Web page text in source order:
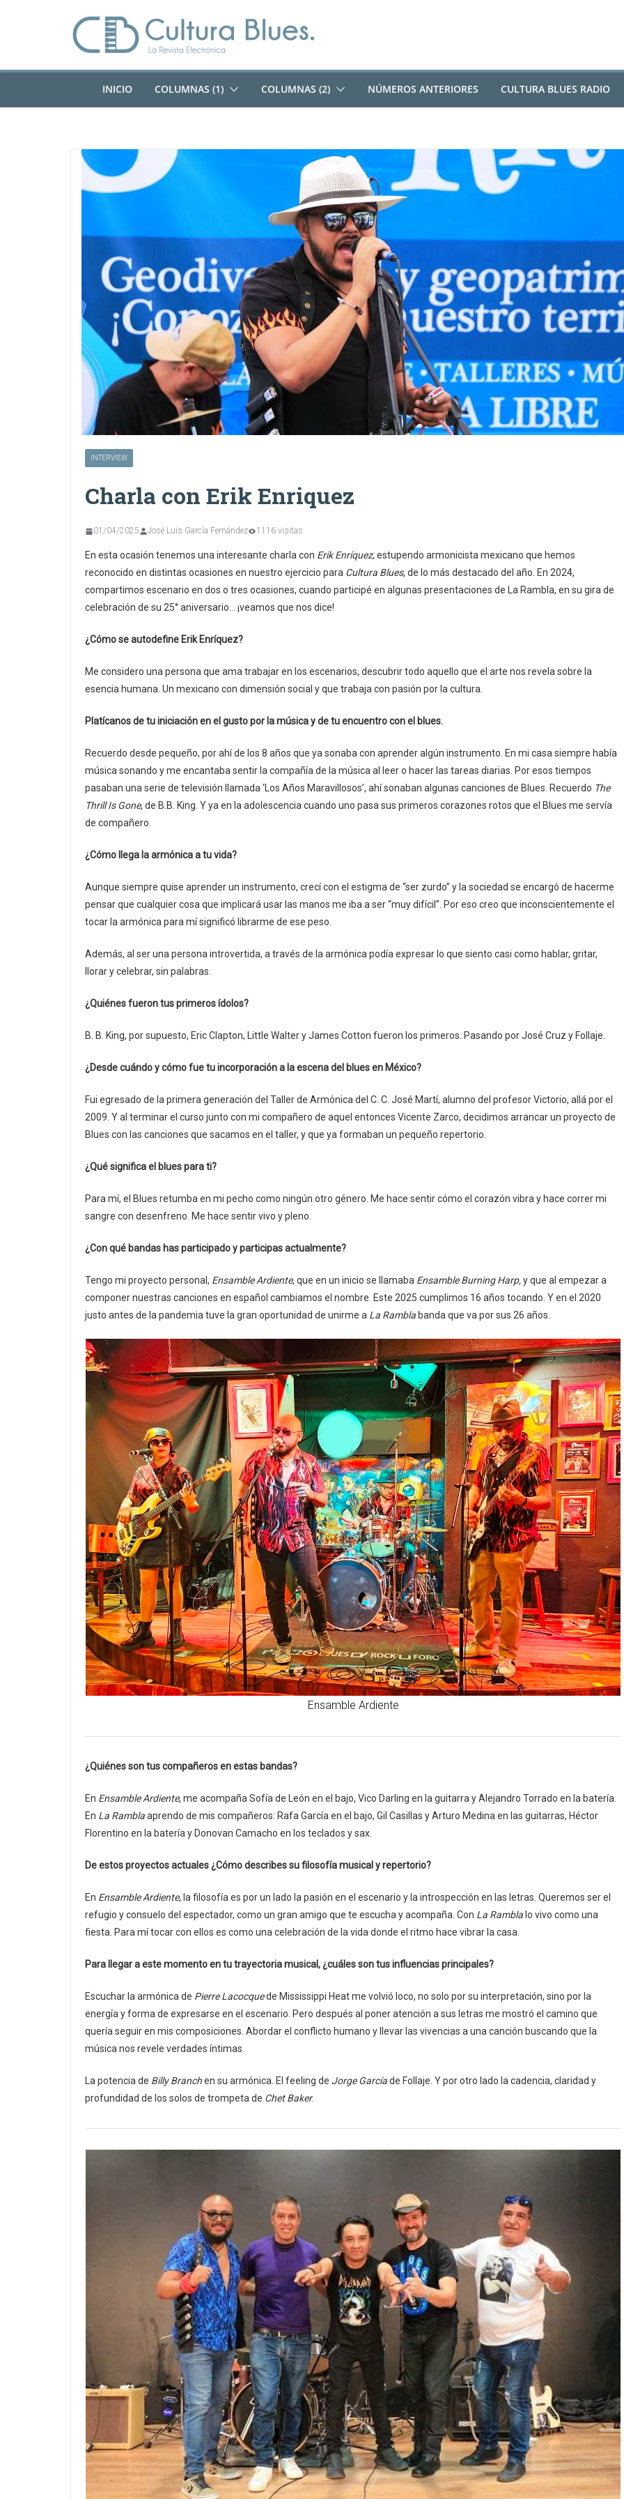
INICIO COLUMNAS (1) COLUMNAS (2) NÚMEROS ANTERIORES CULTURA BLUES RADIO
INTERVIEW
Charla con Erik Enriquez
01/04/2025 José Luis García Fernández 1116 visitas
En esta ocasión tenemos una interesante charla con Erik Enríquez, estupendo armonicista mexicano que hemos
reconocido en distintas ocasiones en nuestro ejercicio para Cultura Blues, de lo más destacado del año. En 2024,
compartimos escenario en dos o tres ocasiones, cuando participé en algunas presentaciones de La Rambla, en su gira de
celebración de su 25° aniversario… ¡veamos que nos dice!
¿Cómo se autodefine Erik Enríquez?
Me considero una persona que ama trabajar en los escenarios, descubrir todo aquello que el arte nos revela sobre la
esencia humana. Un mexicano con dimensión social y que trabaja con pasión por la cultura.
Platícanos de tu iniciación en el gusto por la música y de tu encuentro con el blues.
Recuerdo desde pequeño, por ahí de los 8 años que ya sonaba con aprender algún instrumento. En mi casa siempre había
música sonando y me encantaba sentir la compañía de la música al leer o hacer las tareas diarias. Por esos tiempos
pasaban una serie de televisión llamada ‘Los Años Maravillosos’, ahí sonaban algunas canciones de Blues. Recuerdo The
Thrill Is Gone, de B.B. King. Y ya en la adolescencia cuando uno pasa sus primeros corazones rotos que el Blues me servía
de compañero.
¿Cómo llega la armónica a tu vida?
Aunque siempre quise aprender un instrumento, crecí con el estigma de “ser zurdo” y la sociedad se encargó de hacerme
pensar que cualquier cosa que implicará usar las manos me iba a ser “muy difícil”. Por eso creo que inconscientemente el
tocar la armónica para mí significó librarme de ese peso.
Además, al ser una persona introvertida, a través de la armónica podía expresar lo que siento casi como hablar, gritar,
llorar y celebrar, sin palabras.
¿Quiénes fueron tus primeros ídolos?
B. B. King, por supuesto, Eric Clapton, Little Walter y James Cotton fueron los primeros. Pasando por José Cruz y Follaje.
¿Desde cuándo y cómo fue tu incorporación a la escena del blues en México?
Fui egresado de la primera generación del Taller de Armónica del C. C. José Martí, alumno del profesor Victorio, allá por el
2009. Y al terminar el curso junto con mi compañero de aquel entonces Vicente Zarco, decidimos arrancar un proyecto de
Blues con las canciones que sacamos en el taller, y que ya formaban un pequeño repertorio.
¿Qué significa el blues para ti?
Para mí, el Blues retumba en mi pecho como ningún otro género. Me hace sentir cómo el corazón vibra y hace correr mi
sangre con desenfreno. Me hace sentir vivo y pleno.
¿Con qué bandas has participado y participas actualmente?
Tengo mi proyecto personal, Ensamble Ardiente, que en un inicio se llamaba Ensamble Burning Harp,y que al empezar a
componer nuestras canciones en español cambiamos el nombre. Este 2025 cumplimos 16 años tocando. Y en el 2020
justo antes de la pandemia tuve la gran oportunidad de unirme a La Rambla banda que va por sus 26 años.
Ensamble Ardiente
¿Quiénes son tus compañeros en estas bandas?
En Ensamble Ardiente, me acompaña Sofía de León en el bajo, Vico Darling en la guitarra y Alejandro Torrado en la batería.
En La Ramblaaprendo de mis compañeros: Rafa García en el bajo, Gil Casillas y Arturo Medina en las guitarras, Héctor
Florentino en la batería y Donovan Camacho en los teclados y sax.
De estos proyectos actuales ¿Cómo describes su filosofía musical y repertorio?
En Ensamble Ardiente, la filosofía es por un lado la pasión en el escenario y la introspección en las letras. Queremos ser el
refugio y consuelo del espectador, como un gran amigo que te escucha y acompaña. Con La Rambla lo vivo como una
fiesta. Para mí tocar con ellos es como una celebración de la vida donde el ritmo hace vibrar la casa.
Para llegar a este momento en tu trayectoria musical, ¿cuáles son tus influencias principales?
Escuchar la armónica de Pierre Lacocquede Mississippi Heat me volvió loco, no solo por su interpretación, sino por la
energía y forma de expresarse en el escenario. Pero después al poner atención a sus letras me mostró el camino que
quería seguir en mis composiciones. Abordar el conflicto humano y llevar las vivencias a una canción buscando que la
música nos revele verdades íntimas.
La potencia de Billy Branchen su armónica. El feeling de Jorge Garcíade Follaje. Y por otro lado la cadencia, claridad y
profundidad de los solos de trompeta de Chet Baker.